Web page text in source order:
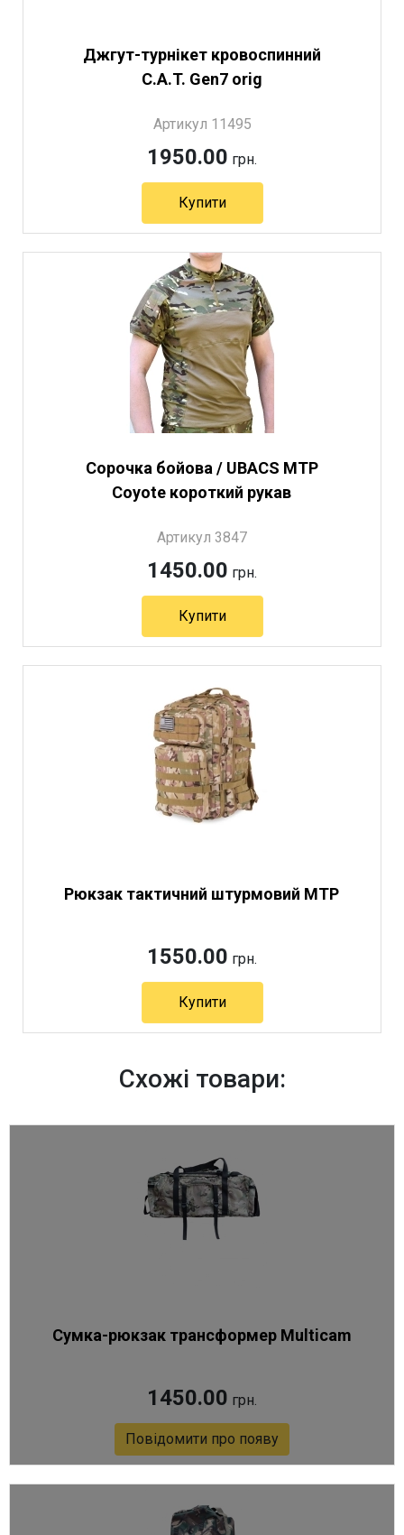
Джгут-турнікет кровоспинний
C.A.T. Gen7 orig
Артикул 11495
1950.00 грн.
Купити
Сорочка бойова / UBACS MTP
Coyote короткий рукав
Артикул 3847
1450.00 грн.
Купити
Рюкзак тактичний штурмовий MTP
1550.00 грн.
Купити
Схожі товари:
Сумка-рюкзак трансформер Multicam
1450.00 грн.
Повідомити про появу